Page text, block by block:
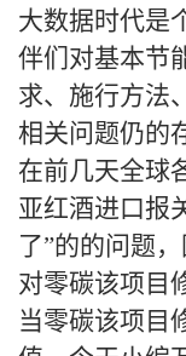
大数据时代是
伴们对基本节
求、施行方法
相关问题仍的
在前几天全球
亚红酒进口报
了”的的问题
对零碳该项目
当零碳该项目